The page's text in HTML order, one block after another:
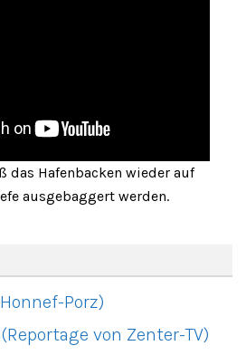
das Hafenbacken wieder auf
ausgebaggert werden.
Porz)
von Zenter-TV)